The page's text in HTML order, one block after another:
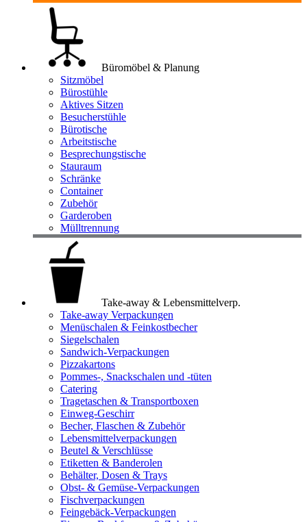
Büromöbel & Planung
Sitzmöbel
Bürostühle
Aktives Sitzen
Besucherstühle
Bürotische
Arbeitstische
Besprechungstische
Stauraum
Schränke
Container
Zubehör
Garderoben
Mülltrennung
Take-away & Lebensmittelverp.
Take-away Verpackungen
Menüschalen & Feinkostbecher
Siegelschalen
Sandwich-Verpackungen
Pizzakartons
Pommes-, Snackschalen und -tüten
Catering
Tragetaschen & Transportboxen
Einweg-Geschirr
Becher, Flaschen & Zubehör
Lebensmittelverpackungen
Beutel & Verschlüsse
Etiketten & Banderolen
Behälter, Dosen & Trays
Obst- & Gemüse-Verpackungen
Fischverpackungen
Feingebäck-Verpackungen